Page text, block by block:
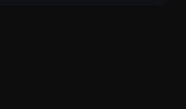
de l’esclavage ' sur Facebook
l’abolition de l’esclavage ' sur X
de l’abolition de l’esclavage ' sur